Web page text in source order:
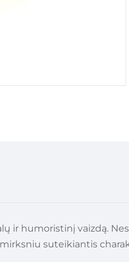
ir humoristinį vaizdą.
suteikiantis